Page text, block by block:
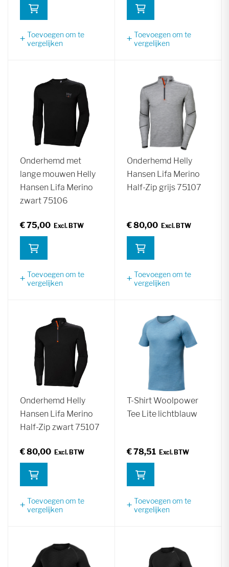
Toevoegen om te
vergelijken
Toevoegen om te
vergelijken
Onderhemd met
lange mouwen Helly
Hansen Lifa Merino
zwart 75106
€ 75,00
Toevoegen om te
vergelijken
Onderhemd Helly
Hansen Lifa Merino
Half-Zip grijs 75107
€ 80,00
Toevoegen om te
vergelijken
Onderhemd Helly
Hansen Lifa Merino
Half-Zip zwart 75107
€ 80,00
Toevoegen om te
vergelijken
T-Shirt Woolpower
Tee Lite lichtblauw
€ 78,51
Toevoegen om te
vergelijken